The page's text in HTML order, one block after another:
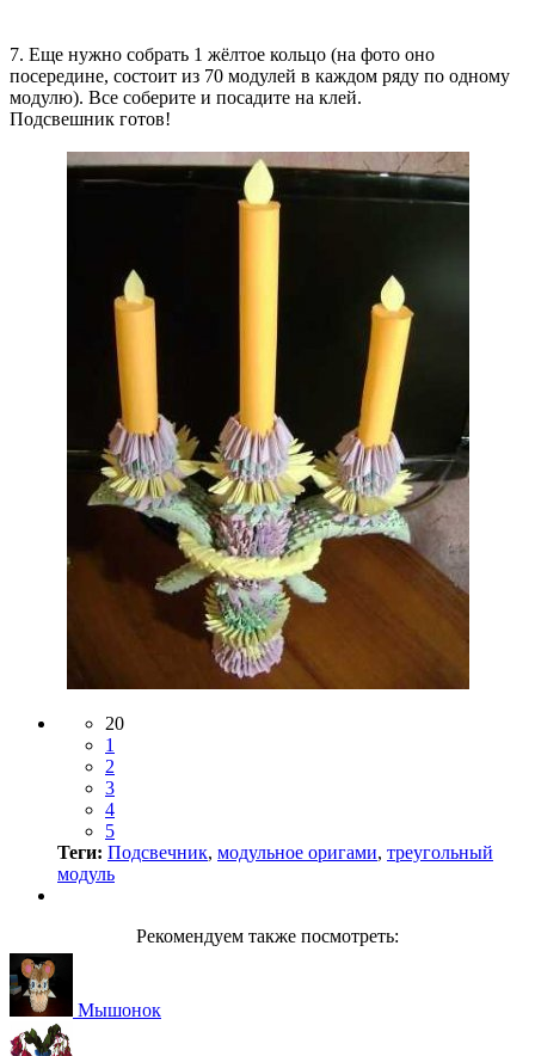
7. Еще нужно собрать 1 жёлтое кольцо (на фото оно
посередине, состоит из 70 модулей в каждом ряду по одному
модулю). Все соберите и посадите на клей.
Подсвешник готов!
20
1
2
3
4
5
Теги: Подсвечник, модульное оригами, треугольный
модуль
Рекомендуем также посмотреть:
Мышонок